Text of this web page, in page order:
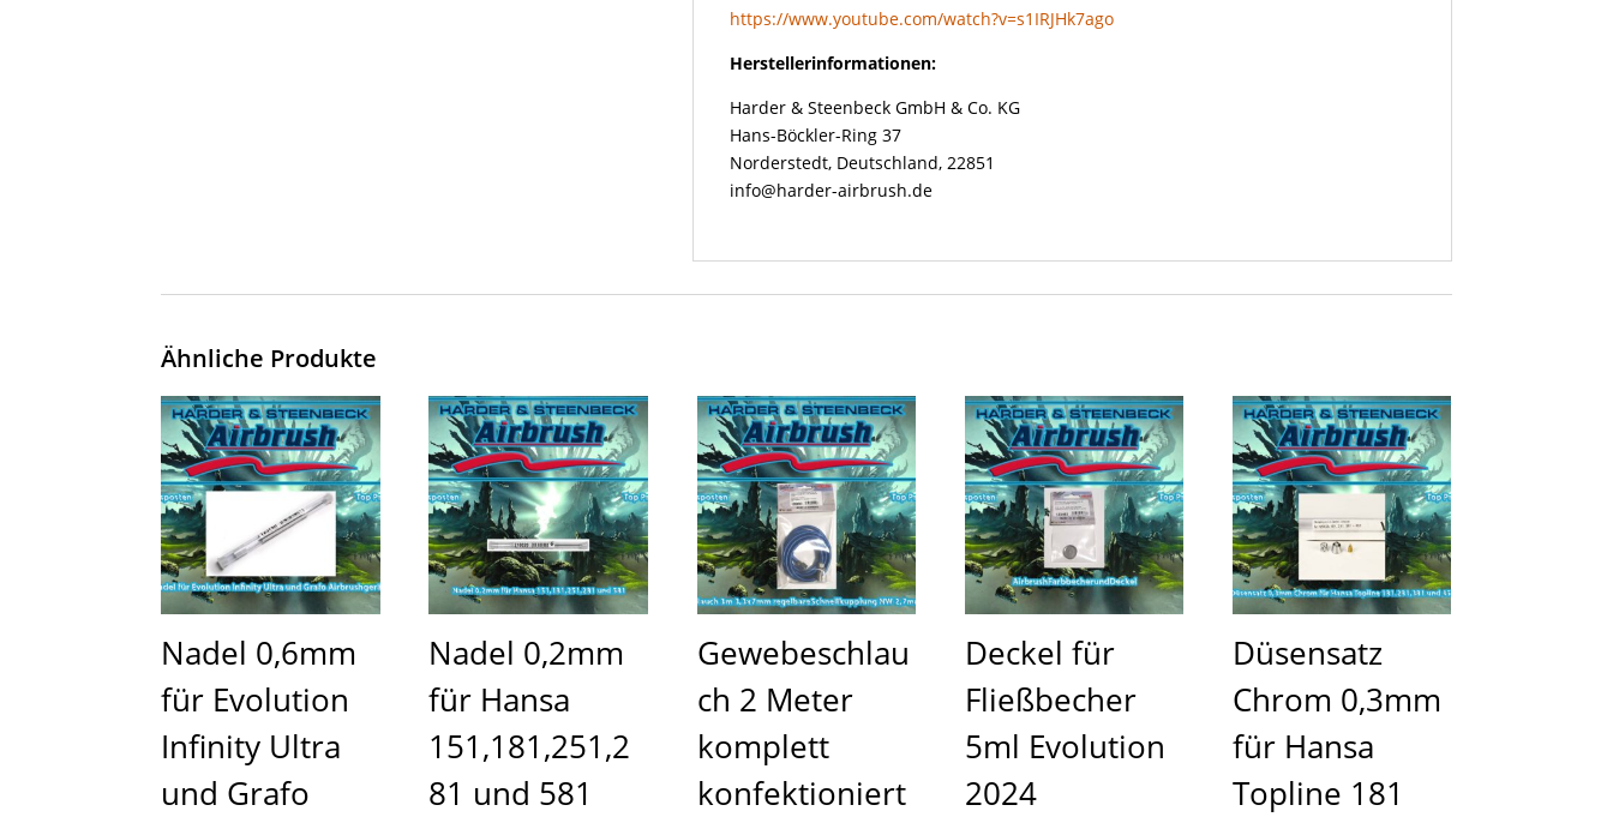
https://www.youtube.com/watch?v=s1IRJHk7ago
Herstellerinformationen:
Harder & Steenbeck GmbH & Co. KG
Hans-Böckler-Ring 37
Norderstedt, Deutschland, 22851
info@harder-airbrush.de
Ähnliche Produkte
Nadel 0,6mm
für Evolution
Infinity Ultra
und Grafo
Nadel 0,2mm
für Hansa
151,181,251,2
81 und 581
Gewebeschlau
ch 2 Meter
komplett
konfektioniert
Deckel für
Fließbecher
5ml Evolution
2024
Düsensatz
Chrom 0,3mm
für Hansa
Topline 181